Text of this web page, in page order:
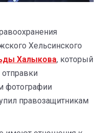
Хельсинского
Халыкова, который
фотографии
правозащитникам